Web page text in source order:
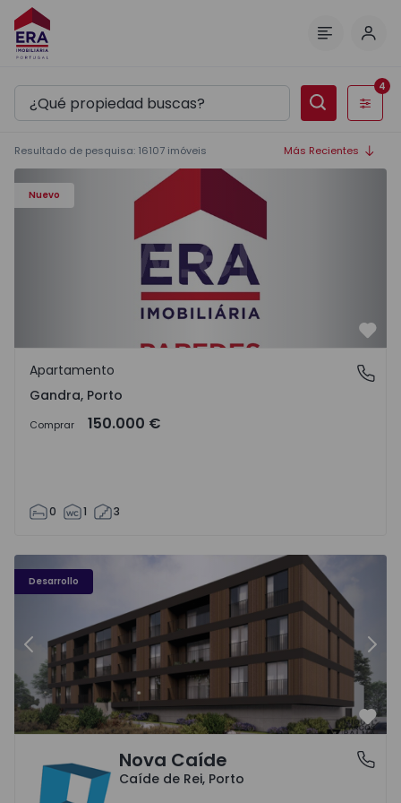
Filtros
4
Resultado de pesquisa: 16107 imóveis Más Recientes
Nuevo
Apartamento T0 Paredes, Gandra - 1575265 - 1
Gandra, Porto
Apartamento
Gandra, Porto
Comprar 150.000 €
0 1 3
Desarrollo
Nova Caíde - 1
Anterior
Caíde de Rei, PortoNova Caíde
Caíde de Rei, Porto